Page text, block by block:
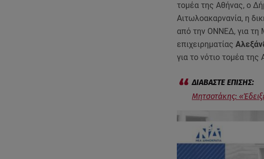
τομέα της Αθήνας, ο
Αιτωλοακαρνανία, η
από την ΟΝΝΕΔ, για τη
επιχειρηματίας
για το νότιο τομέα της
Mητσοτάκης: